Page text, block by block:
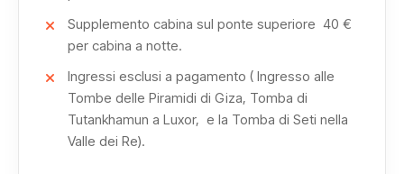
indimenticabile, tra emozioni autentiche e panorami unici.
Supplemento cabina sul ponte superiore 40 €
per cabina a notte.
Ingressi esclusi a pagamento ( Ingresso alle
Tombe delle Piramidi di Giza, Tomba di
Tutankhamun a Luxor, e la Tomba di Seti nella
Valle dei Re).